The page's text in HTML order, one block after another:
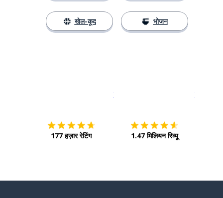
खेल-कूद भोजन
इस पर डाउनलोड करें ऐप स्टोर
177 हज़ार रेटिंग
इसे चालू
1.47 मिलियन रिव्यू